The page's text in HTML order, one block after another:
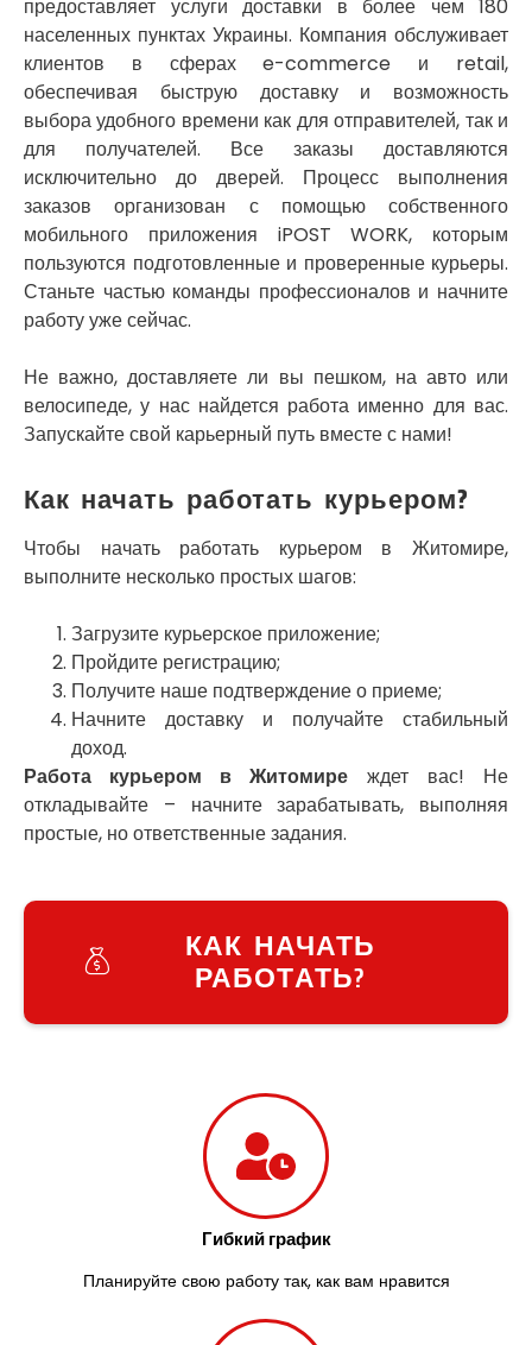
предоставляет услуги доставки в более чем 180
населенных пунктах Украины. Компания обслуживает
клиентов в сферах e-commerce и retail,
обеспечивая быструю доставку и возможность
выбора удобного времени как для отправителей, так и
для получателей. Все заказы доставляются
исключительно до дверей. Процесс выполнения
заказов организован с помощью собственного
мобильного приложения iPOST WORK, которым
пользуются подготовленные и проверенные курьеры.
Станьте частью команды профессионалов и начните
работу уже сейчас.
Не важно, доставляете ли вы пешком, на авто или
велосипеде, у нас найдется работа именно для вас.
Запускайте свой карьерный путь вместе с нами!
Как начать работать курьером?
Чтобы начать работать курьером в Житомире,
выполните несколько простых шагов:
Загрузите курьерское приложение;
Пройдите регистрацию;
Получите наше подтверждение о приеме;
Начните доставку и получайте стабильный
доход.
Работа курьером в Житомире ждет вас! Не
откладывайте – начните зарабатывать, выполняя
простые, но ответственные задания.
КАК НАЧАТЬ
РАБОТАТЬ?
Гибкий график
Планируйте свою работу так, как вам нравится
Самбор
Счастливое
Шепетовка
Шостка
Шпола
Синельниково
Славута
Славутич
Слобожанское
Смела
Софиевская Борщаговка
Сокольники
Староконстантинов
Старые Петровцы
Стебник
Стрый
Светловодск
Святопетровское
Тарасовка
Тернополь
Терновка
Трусковец
Тульчин
Украинка
Умань
Ужгород
Узин
Великие Лазы
Великий Омеляник
Верхнеднепровск
Винница
Винники
Южноукраинск